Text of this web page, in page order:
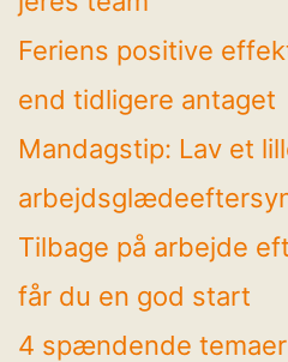
Feriens positive
end tidligere antaget
Mandagstip: Lav et
Tilbage på arbejde
får du en god start
4 spændende